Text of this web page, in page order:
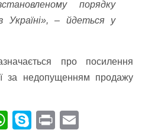
порядку
Україні», – йдеться у
про посилення
за недопущенням продажу
W S Pr